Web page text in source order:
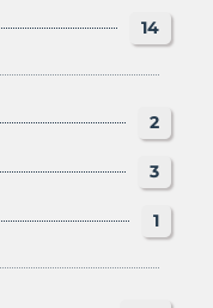
14
2
3
1